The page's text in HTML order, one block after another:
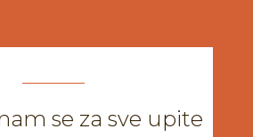
se za sve upite